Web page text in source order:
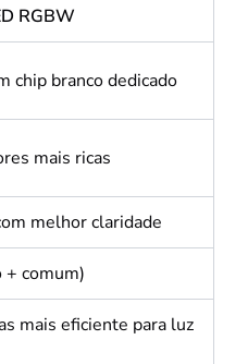
RGBW
chip branco dedicado
mais ricas
melhor claridade
+ comum)
mais eficiente para luz